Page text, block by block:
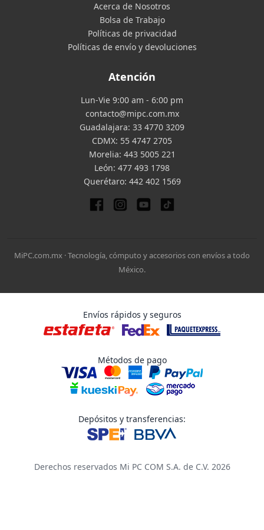
Acerca de Nosotros
Bolsa de Trabajo
Políticas de privacidad
Políticas de envío y devoluciones
Atención
Lun-Vie 9:00 am - 6:00 pm
contacto@mipc.com.mx
Guadalajara: 33 4770 3209
CDMX: 55 4747 2705
Morelia: 443 5005 221
León: 477 493 1798
Querétaro: 442 402 1569
MiPC.com.mx · Tecnología, cómputo y accesorios con envíos a todo
México.
Envíos rápidos y seguros
Métodos de pago
Depósitos y transferencias:
Derechos reservados Mi PC COM S.A. de C.V. 2026